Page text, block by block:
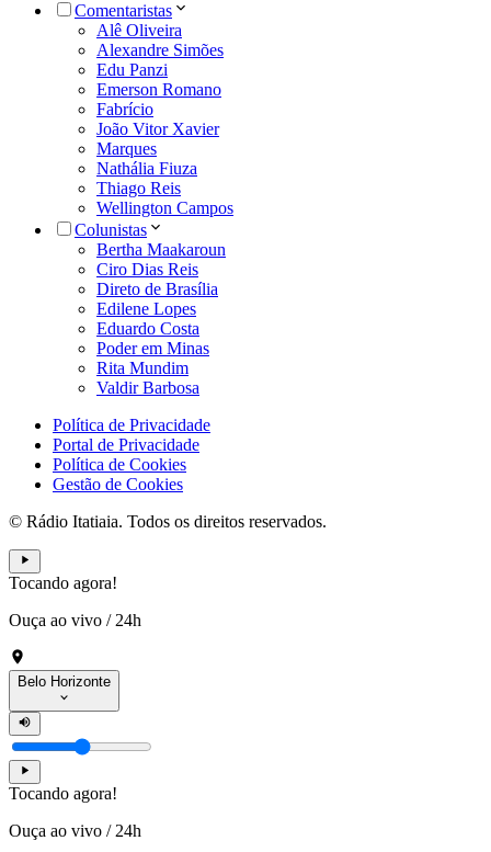
Comentaristas
Alê Oliveira
Alexandre Simões
Edu Panzi
Emerson Romano
Fabrício
João Vitor Xavier
Marques
Nathália Fiuza
Thiago Reis
Wellington Campos
Colunistas
Bertha Maakaroun
Ciro Dias Reis
Direto de Brasília
Edilene Lopes
Eduardo Costa
Poder em Minas
Rita Mundim
Valdir Barbosa
Política de Privacidade
Portal de Privacidade
Política de Cookies
Gestão de Cookies
© Rádio Itatiaia. Todos os direitos reservados.
Tocando agora!
Ouça ao vivo / 24h
Belo Horizonte
Tocando agora!
Ouça ao vivo / 24h